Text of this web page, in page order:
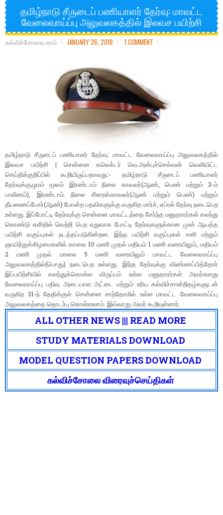
தமிழ்நாடு சீருடைப் பணியாளர் தேர்வு: மாவட்ட
வேலைவாய்ப்பு அலுவலகத்தில் இலவச பயிற்சி
கல்விச்சோலை.காம் JANUARY 26, 2018 1 COMMENT
தமிழ்நாடு சீருடைப் பணியாளர் தேர்வு: மாவட்ட வேலைவாய்ப்பு அலுவலகத்தில்
இலவச பயிற்சி | சென்னை கலெக்டர் வெ.அன்புச்செல்வன் வெளியிட்ட
செய்திக்குறிப்பில் கூறியிருப்பதாவது:- தமிழ்நாடு சீருடைப் பணியாளர்
தேர்வுக்குழுமம் மூலம் இரண்டாம் நிலை காவலர்(ஆண், பெண் மற்றும் 3-ம்
பாலினம்), இரண்டாம் நிலை சிறைக்காவலர்(ஆண் மற்றும் பெண்) மற்றும்
தீயணைப்போர்(ஆண்) போன்ற பதவிகளுக்கு வருகிற மார்ச், ஏப்ரல் தேர்வு நடைபெற
உள்ளது. இப்போட்டி தேர்வுக்கு சென்னை மாவட்டத்தை சேர்ந்த மனுதாரர்கள் கலந்து
கொண்டு எளிதில் வெற்றி பெற ஏதுவாக போட்டி தேர்வுகளுக்கான முன் ஆயத்த
பயிற்சி வகுப்புகள் நடத்தப்படுகின்றன. இந்த பயிற்சி வகுப்புகள் சனி மற்றும்
ஞாயிற்றுக்கிழமைகளில் காலை 10 மணி முதல் மதியம் 1 மணி வரையிலும், மதியம்
2 மணி முதல் மாலை 5 மணி வரையிலும் மாவட்ட வேலைவாய்ப்பு
அலுவலகத்தில்(பொது) நடைபெற உள்ளது. இந்த தேர்வுக்கு விண்ணப்பித்தோர்
இப்பயிற்சியில் கலந்துக்கொள்ள விருப்பம் உள்ள மனுதாரர்கள் அவர்களது
வேலைவாய்ப்பு பதிவு அடையாள அட்டை மற்றும் உரிய கல்விச்சான்றிதழ்களுடன்
வருகிற 31-ந் தேதிக்குள் சென்னை சாந்தோமில் உள்ள மாவட்ட வேலைவாய்ப்பு
அலுவலகத்தை தொடர்பு கொள்ளலாம். இவ்வாறு அவர் கூறியுள்ளார்.
ALL OTHER NEWS ||| READ MORE
STUDY MATERIALS DOWNLOAD
MODEL QUESTION PAPERS DOWNLOAD
கல்விச்சோலை விரைவுச்செய்திகள்